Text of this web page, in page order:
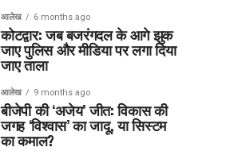
आलेख 6 months ago
कोटद्वार: जब बजरंगदल के आगे झुक
जाए पुलिस और मीडिया पर लगा दिया
जाए ताला
आलेख 9 months ago
बीजेपी की ‘अजेय’ जीत: विकास की
जगह ‘विश्वास’ का जादू, या सिस्टम
का कमाल?